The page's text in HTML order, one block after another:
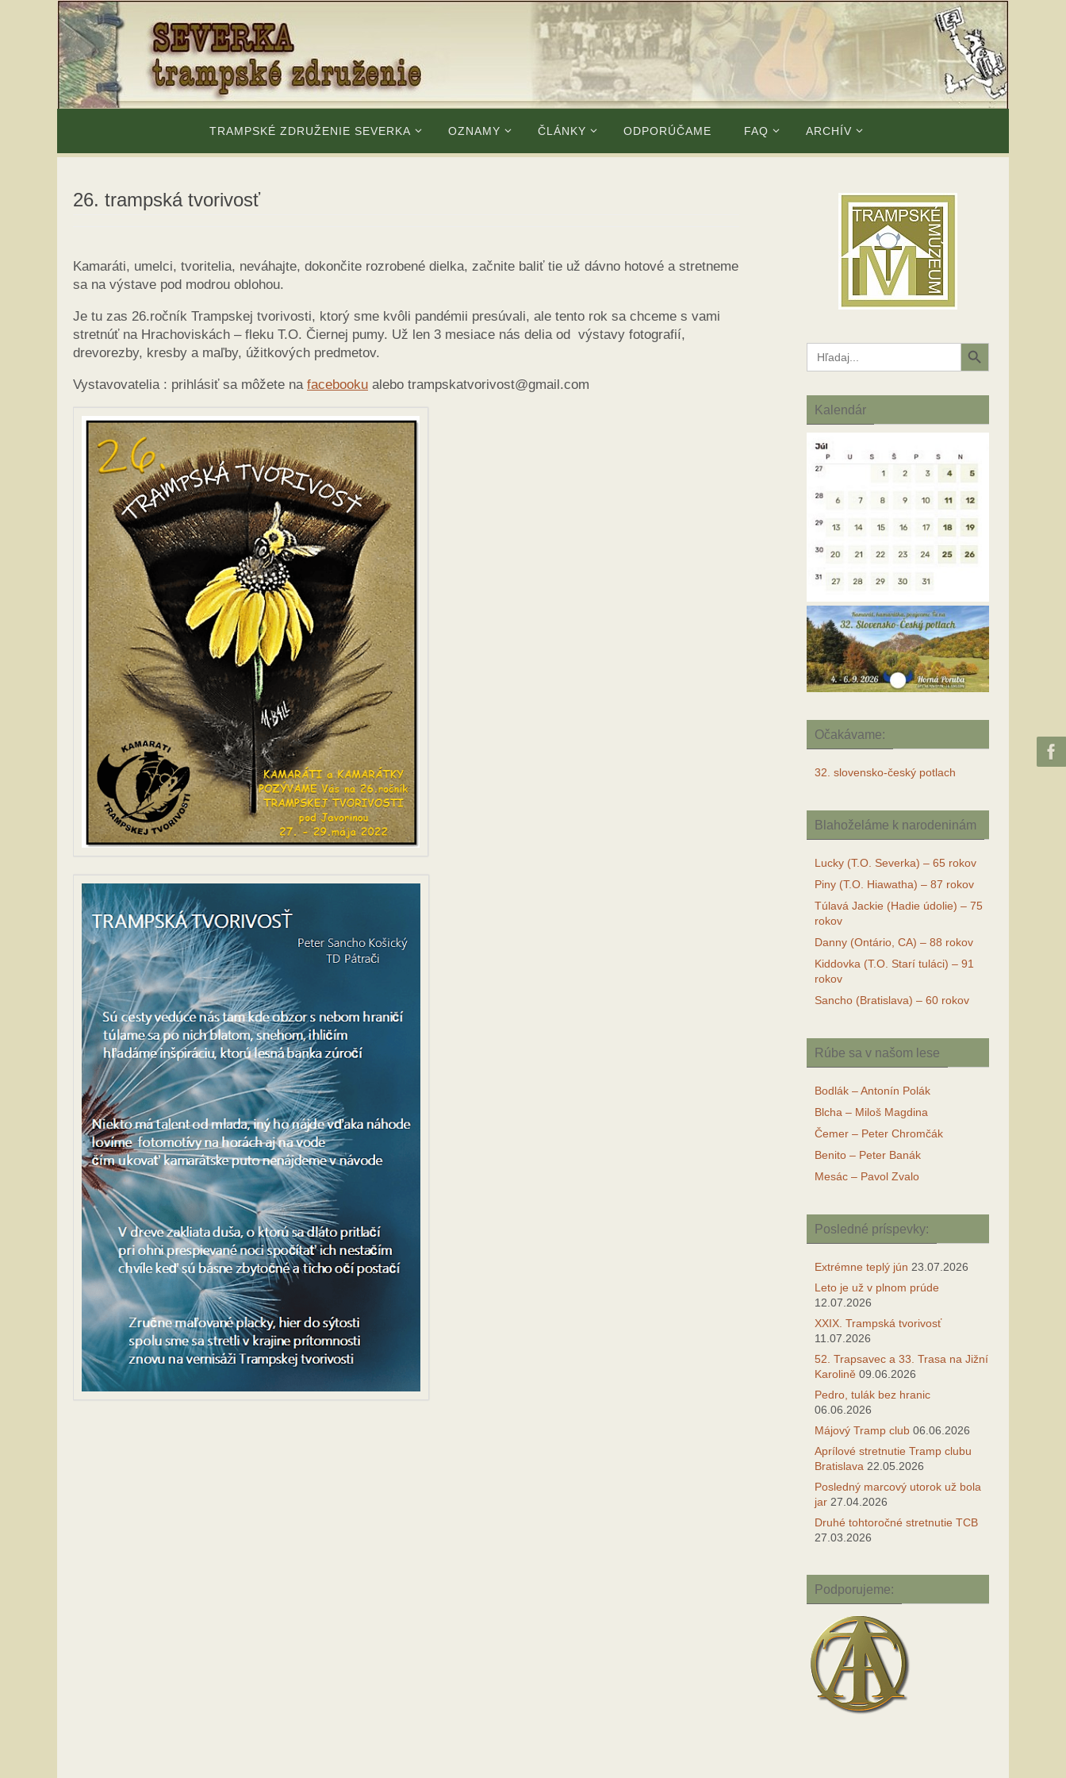
TRAMPSKÉ ZDRUŽENIE SEVERKA OZNAMY ČLÁNKY ODPORÚČAME FAQ ARCHÍV
26. trampská tvorivosť
Kamaráti, umelci, tvoritelia, neváhajte, dokončite rozrobené dielka, začnite baliť tie už dávno hotové a stretneme
sa na výstave pod modrou oblohou.
Je tu zas 26.ročník Trampskej tvorivosti, ktorý sme kvôli pandémii presúvali, ale tento rok sa chceme s vami
stretnúť na Hrachoviskách – fleku T.O. Čiernej pumy. Už len 3 mesiace nás delia od výstavy fotografií,
drevorezby, kresby a maľby, úžitkových predmetov.
Vystavovatelia : prihlásiť sa môžete na facebooku alebo trampskatvorivost@gmail.com
Search
for:
Search Button
Kalendár
Očakávame:
32. slovensko-český potlach
Blahoželáme k narodeninám
Lucky (T.O. Severka) – 65 rokov
Piny (T.O. Hiawatha) – 87 rokov
Túlavá Jackie (Hadie údolie) – 75
rokov
Danny (Ontário, CA) – 88 rokov
Kiddovka (T.O. Starí tuláci) – 91
rokov
Sancho (Bratislava) – 60 rokov
Rúbe sa v našom lese
Bodlák – Antonín Polák
Blcha – Miloš Magdina
Čemer – Peter Chromčák
Benito – Peter Banák
Mesác – Pavol Zvalo
Posledné príspevky:
Extrémne teplý jún 23.07.2026
Leto je už v plnom prúde
12.07.2026
XXIX. Trampská tvorivosť
11.07.2026
52. Trapsavec a 33. Trasa na Jižní
Karolině 09.06.2026
Pedro, tulák bez hranic
06.06.2026
Májový Tramp club 06.06.2026
Aprílové stretnutie Tramp clubu
Bratislava 22.05.2026
Posledný marcový utorok už bola
jar 27.04.2026
Druhé tohtoročné stretnutie TCB
27.03.2026
Podporujeme: